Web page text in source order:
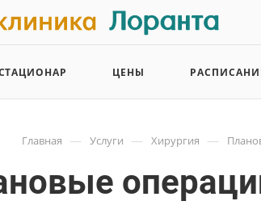
ЦЕНЫ
Главная — Услуги — Хирургия —